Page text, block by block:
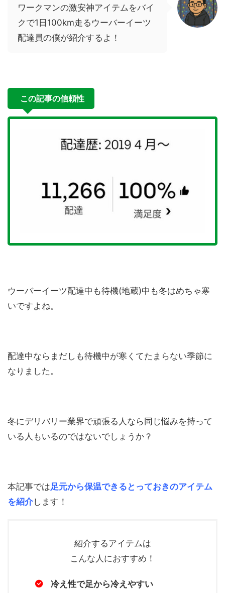
ワークマンの激安神アイテムをバイ
クで1日100km走るウーバーイーツ
配達員の僕が紹介するよ！
この記事の信頼性
ウーバーイーツ配達中も待機(地蔵)中も冬はめちゃ寒
いですよね。
配達中ならまだしも待機中が寒くてたまらない季節に
なりました。
冬にデリバリー業界で頑張る人なら同じ悩みを持って
いる人もいるのではないでしょうか？
本記事では足元から保温できるとっておきのアイテム
を紹介します！
紹介するアイテムは
こんな人におすすめ！
冷え性で足から冷えやすい